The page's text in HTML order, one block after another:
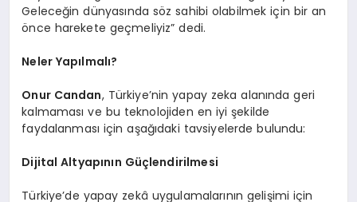
Geleceğin dünyasında söz sahibi olabilmek için bir an
önce harekete geçmeliyiz” dedi.
Neler Yapılmalı?
Onur Candan, Türkiye’nin yapay zeka alanında geri
kalmaması ve bu teknolojiden en iyi şekilde
faydalanması için aşağıdaki tavsiyelerde bulundu:
Dijital Altyapının Güçlendirilmesi
Türkiye’de yapay zekâ uygulamalarının gelişimi için